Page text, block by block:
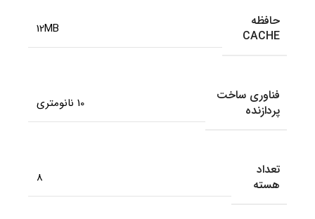
حافظه
CACHE
12MB
فناوری ساخت
پردازنده
10 نانومتری
تعداد
هسته
8